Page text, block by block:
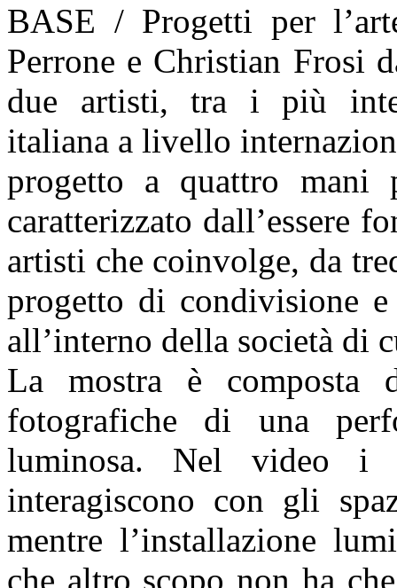
BASE / Progetti per
Perrone e Christian Frosi
due artisti, tra i più
italiana a livello
progetto a quattro
caratterizzato dall’essere
artisti che coinvolge, da
progetto di condivisione
all’interno della società di
La mostra è composta
fotografiche di una
luminosa. Nel video i
interagiscono con gli
mentre l’installazione
che altro scopo non ha